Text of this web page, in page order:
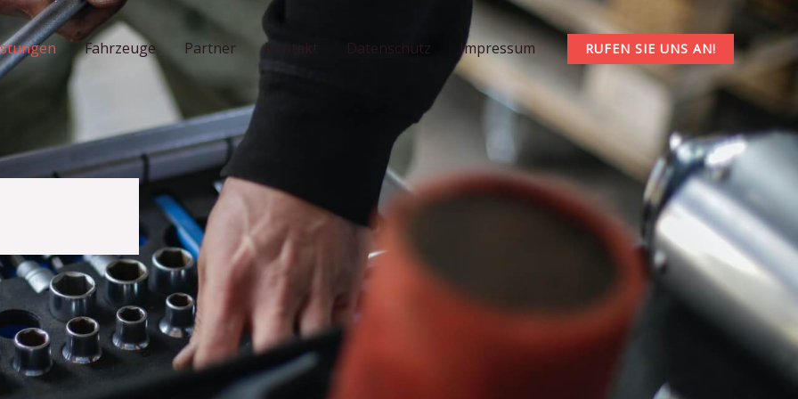
Fahrzeuge Partner Kontakt Datenschutz Impressum RUFEN SIE UNS AN!